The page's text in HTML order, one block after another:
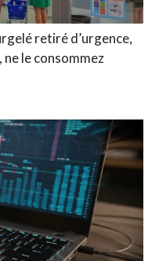
retiré d’urgence,
le consommez